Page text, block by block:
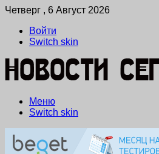
Четверг , 6 Август 2026
Войти
Switch skin
Меню
Switch skin